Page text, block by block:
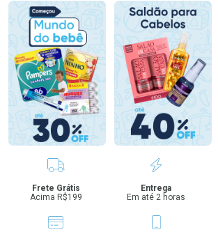
Benefícios
Frete Grátis
Acima R$199
Entrega
Em até 2 horas